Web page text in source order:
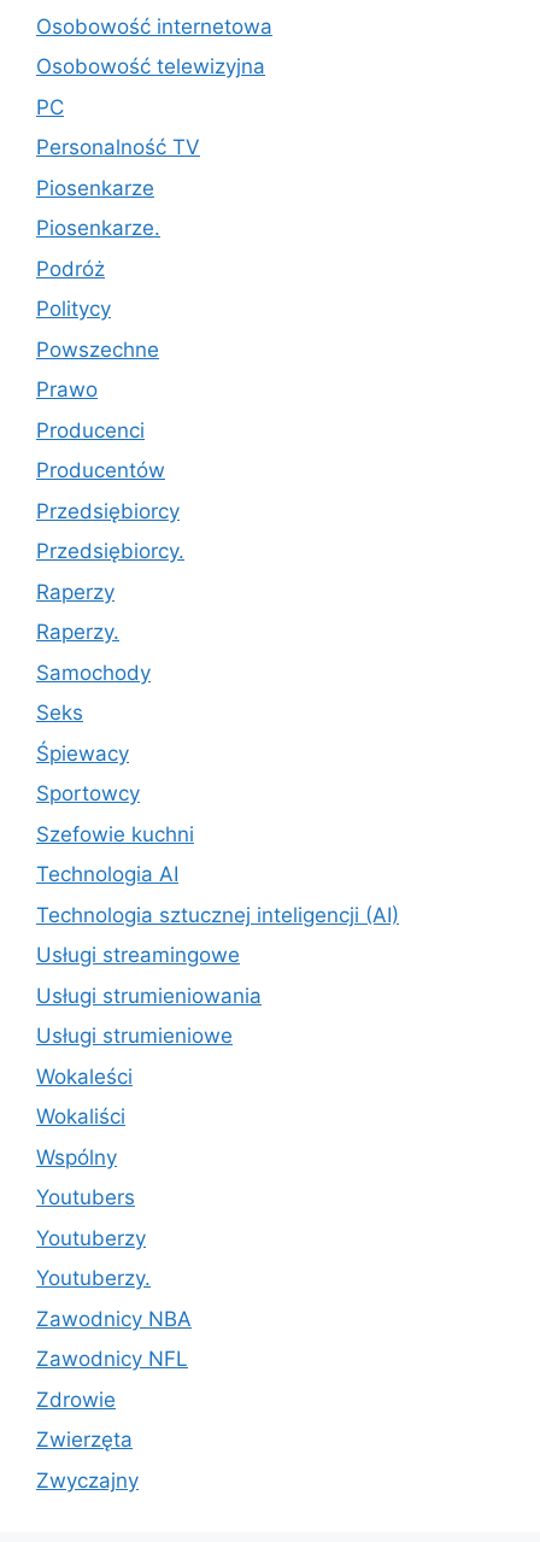
Osobowość internetowa
Osobowość telewizyjna
PC
Personalność TV
Piosenkarze
Piosenkarze.
Podróż
Politycy
Powszechne
Prawo
Producenci
Producentów
Przedsiębiorcy
Przedsiębiorcy.
Raperzy
Raperzy.
Samochody
Seks
Śpiewacy
Sportowcy
Szefowie kuchni
Technologia AI
Technologia sztucznej inteligencji (AI)
Usługi streamingowe
Usługi strumieniowania
Usługi strumieniowe
Wokaleści
Wokaliści
Wspólny
Youtubers
Youtuberzy
Youtuberzy.
Zawodnicy NBA
Zawodnicy NFL
Zdrowie
Zwierzęta
Zwyczajny